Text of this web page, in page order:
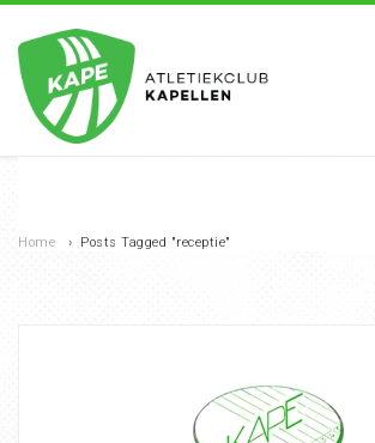
Home › Posts Tagged "receptie"